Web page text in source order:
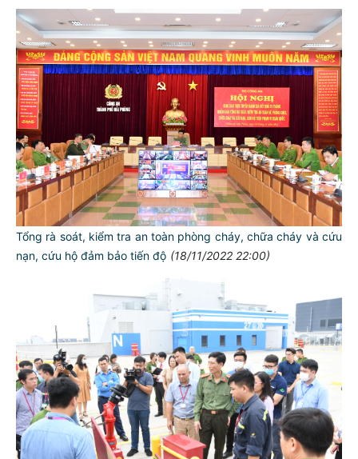
Tổng rà soát, kiểm tra an toàn phòng cháy, chữa cháy và cứu
nạn, cứu hộ đảm bảo tiến độ (18/11/2022 22:00)